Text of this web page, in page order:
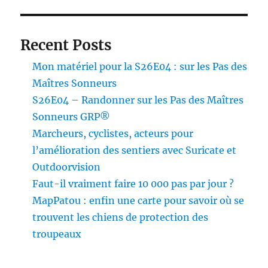
Recent Posts
Mon matériel pour la S26E04 : sur les Pas des
Maîtres Sonneurs
S26E04 – Randonner sur les Pas des Maîtres
Sonneurs GRP®
Marcheurs, cyclistes, acteurs pour
l’amélioration des sentiers avec Suricate et
Outdoorvision
Faut-il vraiment faire 10 000 pas par jour ?
MapPatou : enfin une carte pour savoir où se
trouvent les chiens de protection des
troupeaux